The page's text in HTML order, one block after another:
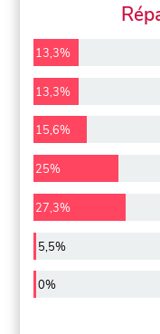
13,3%
13,3%
15,6%
25%
27,3%
5,5%
0%